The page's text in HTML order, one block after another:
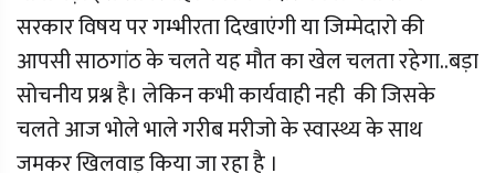
सरकार विषय पर गम्भीरता दिखाएंगी या जिम्मेदारो की
आपसी साठगांठ के चलते यह मौत का खेल चलता रहेगा..बड़ा
सोचनीय प्रश्न है। लेकिन कभी कार्यवाही नही की जिसके
चलते आज भोले भाले गरीब मरीजो के स्वास्थ्य के साथ
जमकर खिलवाड़ किया जा रहा है ।